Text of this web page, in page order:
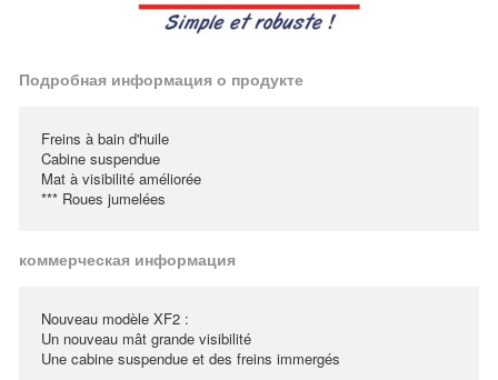
Подробная информация о продукте
Freins à bain d'huile
Cabine suspendue
Mat à visibilité améliorée
*** Roues jumelées
коммерческая информация
Nouveau modèle XF2 :
Un nouveau mât grande visibilité
Une cabine suspendue et des freins immergés